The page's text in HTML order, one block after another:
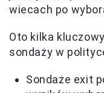
wiecach po
Oto kilka
sondaży w
Sondaże exit